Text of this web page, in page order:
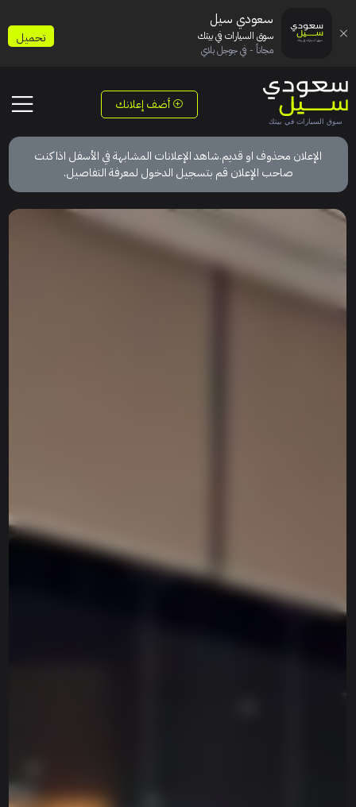
أضف إعلانك
الإعلان محذوف او قديم.شاهد الإعلانات المشابهة في الأسفل اذا كنت
صاحب الإعلان قم بتسجيل الدخول لمعرفة التفاصيل.
سعودي سيل
سوق السيارات في بيتك
مجاناً - في جوجل بلاي
تحميل